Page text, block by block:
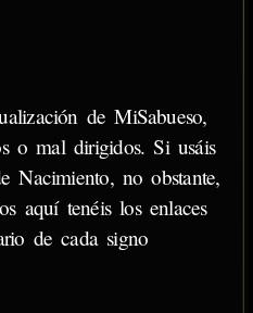
de MiSabueso,
o mal dirigidos. Si usáis
Nacimiento, no obstante,
aquí tenéis los enlaces
de cada signo